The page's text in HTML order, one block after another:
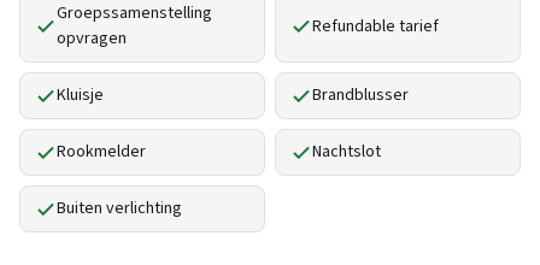
Groepssamenstelling
opvragen
Refundable tarief
Kluisje Brandblusser
Rookmelder Nachtslot
Buiten verlichting